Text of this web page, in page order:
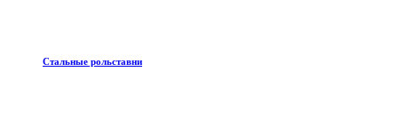
Стальные рольставни